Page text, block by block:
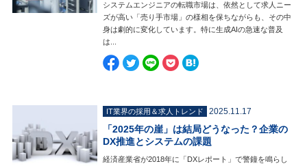
システムエンジニアの転職市場は、依然として求人ニー
ズが高い「売り手市場」の様相を保ちながらも、その中
身は劇的に変化しています。特に生成AIの急速な普及
は...
IT業界の採用＆求人トレンド 2025.11.17
「2025年の崖」は結局どうなった？企業の
DX推進とシステムの課題
経済産業省が2018年に「DXレポート」で警鐘を鳴らし